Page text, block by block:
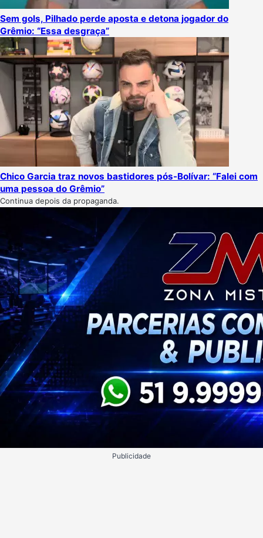
Sem gols, Pilhado perde aposta e detona jogador do
Grêmio: “Essa desgraça”
Chico Garcia traz novos bastidores pós-Bolívar: “Falei com
uma pessoa do Grêmio”
Continua depois da propaganda.
Publicidade